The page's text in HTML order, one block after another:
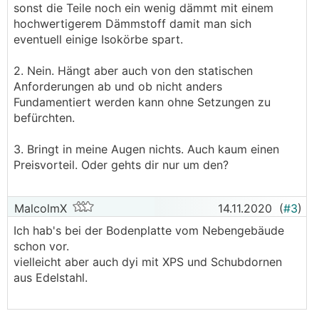
sonst die Teile noch ein wenig dämmt mit einem
hochwertigerem Dämmstoff damit man sich
eventuell einige Isokörbe spart.
2. Nein. Hängt aber auch von den statischen
Anforderungen ab und ob nicht anders
Fundamentiert werden kann ohne Setzungen zu
befürchten.
3. Bringt in meine Augen nichts. Auch kaum einen
Preisvorteil. Oder gehts dir nur um den?
MalcolmX 14.11.2020 (#3)
Ich hab's bei der Bodenplatte vom Nebengebäude
schon vor.
vielleicht aber auch dyi mit XPS und Schubdornen
aus Edelstahl.